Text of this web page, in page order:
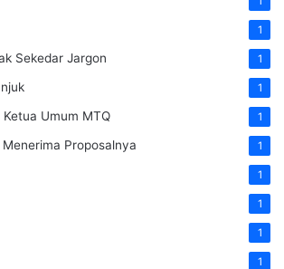
1
Sekedar Jargon 1
1
Umum MTQ 1
Proposalnya 1
1
1
1
1